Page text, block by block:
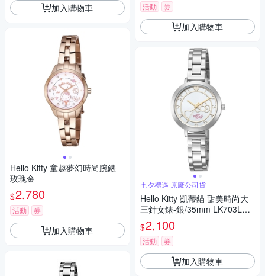
加入購物車
Hello Kitty 童趣夢幻時尚腕錶-
玫瑰金
$2,780
活動 券
加入購物車
活動 券
加入購物車
七夕禮遇 原廠公司貨
Hello Kitty 凱蒂貓 甜美時尚大
三針女錶-銀/35mm LK703LWK
A 七夕寵愛季 送禮推薦
$2,100
活動 券
加入購物車